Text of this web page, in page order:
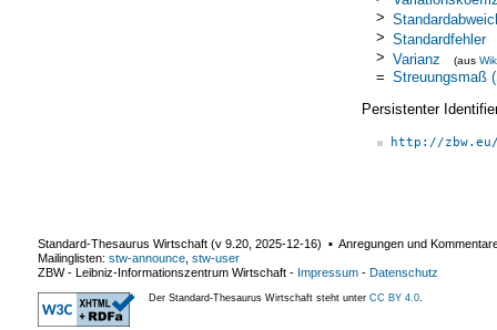
>
> Standardfehler
> Varianz (aus
= Streuungsmaß
Persistenter
http://
Standard-Thesaurus Wirtschaft (v 9.20 2025-12-16) ▪ Anregungen und
Mailinglisten: stw-announce stw-user
ZBW - Leibniz-Informationszentrum Wirtschaft - Impressum - Datenschutz
Der Standard-Thesaurus Wirtschaft steht unter CC BY 4.0